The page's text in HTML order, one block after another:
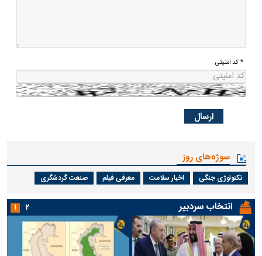
* کد امنیتی
سوژه‌های روز
تکنولوژی جنگی اخبار سلامت معرفی فیلم صنعت گردشگری
انتخاب سردبیر ۱ ۲